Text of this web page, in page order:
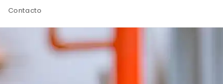
Contacto